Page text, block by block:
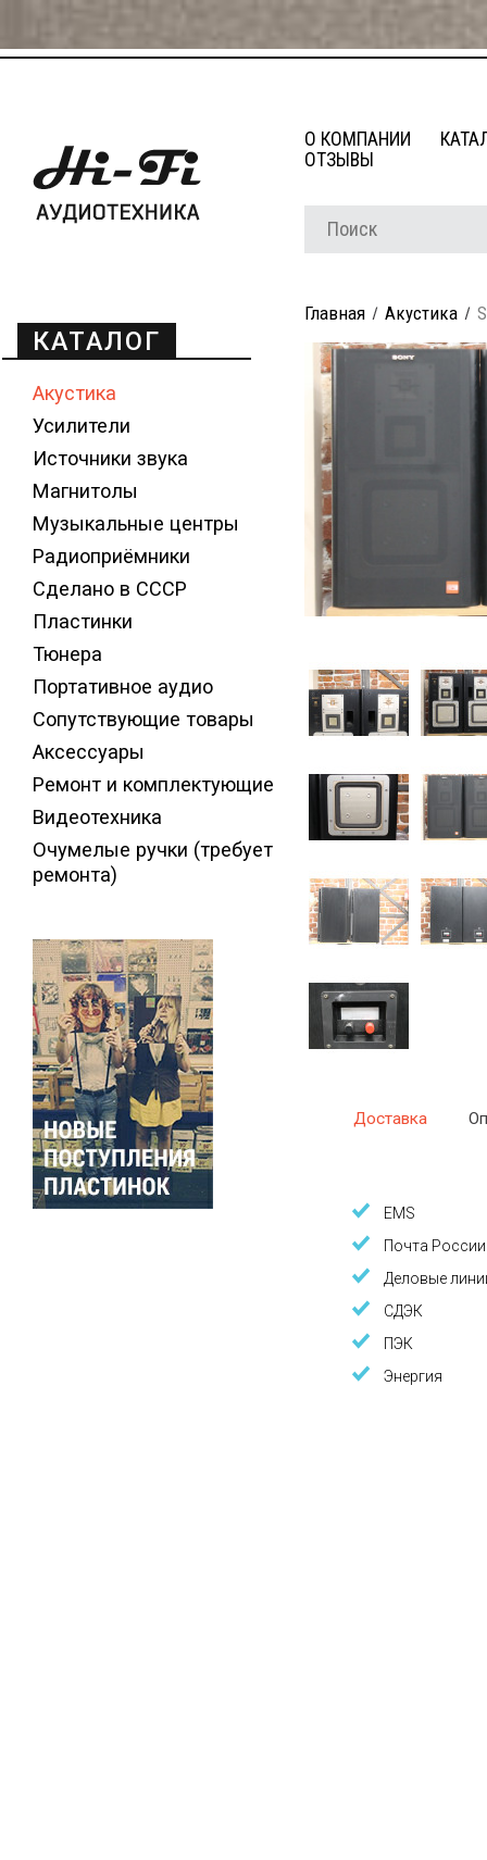
О КОМПАНИИ
ОТЗЫВЫ
КАТАЛОГ
Акустика
Усилители
Источники звука
Магнитолы
Музыкальные центры
Радиоприёмники
Сделано в СССР
Пластинки
Тюнера
Портативное аудио
Сопутствующие товары
Аксессуары
Ремонт и комплектующие
Видеотехника
Очумелые ручки (требует
ремонта)
Главная Акустика
Доставка
EMS
Почта России
Деловые
СДЭК
ПЭК
Энергия